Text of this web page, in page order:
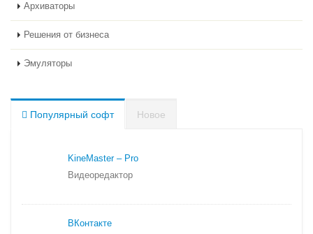
Архиваторы
Решения от бизнеса
Эмуляторы
Популярный софт Новое
KineMaster – Pro
Видеоредактор
ВКонтакте